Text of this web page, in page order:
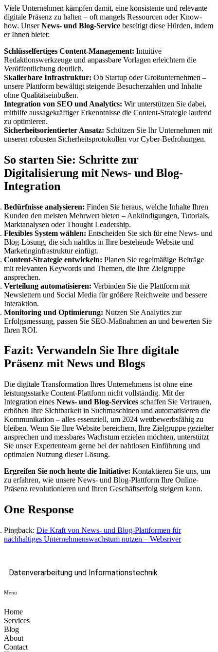
Viele Unternehmen kämpfen damit, eine konsistente und relevante
digitale Präsenz zu halten – oft mangels Ressourcen oder Know-
how. UnserNews- und Blog-Service beseitigt diese Hürden, indem
er Ihnen bietet:
Schlüsselfertiges Content-Management: Intuitive
Redaktionswerkzeuge und anpassbare Vorlagen erleichtern die
Veröffentlichung deutlich.
Skalierbare Infrastruktur: Ob Startup oder Großunternehmen –
unsere Plattform bewältigt steigende Besucherzahlen und Inhalte
ohne Qualitätseinbußen.
Integration von SEO und Analytics: Wir unterstützen Sie dabei,
mithilfe aussagekräftiger Erkenntnisse die Content-Strategie laufend
zu optimieren.
Sicherheitsorientierter Ansatz: Schützen Sie Ihr Unternehmen mit
unseren robusten Sicherheitsprotokollen vor Cyber-Bedrohungen.
So starten Sie: Schritte zur
Digitalisierung mit News- und Blog-
Integration
Bedürfnisse analysieren: Finden Sie heraus, welche Inhalte Ihren
Kunden den meisten Mehrwert bieten – Ankündigungen, Tutorials,
Marktanalysen oder Thought Leadership.
Flexibles System wählen: Entscheiden Sie sich für eine News- und
Blog-Lösung, die sich nahtlos in Ihre bestehende Website und
Marketinginfrastruktur einfügt.
Content-Strategie entwickeln: Planen Sie regelmäßige Beiträge
mit relevanten Keywords und Themen, die Ihre Zielgruppe
ansprechen.
Verteilung automatisieren: Verbinden Sie die Plattform mit
Newslettern und Social Media für größere Reichweite und bessere
Interaktion.
Monitoring und Optimierung: Nutzen Sie Analytics zur
Erfolgsmessung, passen Sie SEO-Maßnahmen an und bewerten Sie
Ihren ROI.
Fazit: Verwandeln Sie Ihre digitale
Präsenz mit News und Blogs
Die digitale Transformation Ihres Unternehmens ist ohne eine
leistungsstarke Content-Plattform nicht vollständig. Mit der
Integration eines News- und Blog-Services schaffen Sie Vertrauen,
erhöhen Ihre Sichtbarkeit in Suchmaschinen und automatisieren die
Kommunikation – alles essenziell, um 2024 wettbewerbsfähig zu
bleiben. Wenn Sie Ihre Website bereichern, Ihre Zielgruppe gezielter
ansprechen und messbares Wachstum erzielen möchten, unterstützt
Sie unser Expertenteam gerne bei der nahtlosen Einführung und
optimalen Nutzung dieser Lösung.
Ergreifen Sie noch heute die Initiative: Kontaktieren Sie uns, um
zu erfahren, wie unsere News- und Blog-Plattform Ihre Online-
Präsenz revolutionieren und Ihren Geschäftserfolg steigern kann.
One Response
Pingback: Die Kraft von News- und Blog-Plattformen für
nachhaltiges Unternehmenswachstum nutzen – Websriver
Datenverarbeitung und Informationstechnik
Menu
Home
Services
Blog
About
Contact